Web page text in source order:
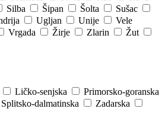
Silba Šipan Šolta
Sušac
Ugljan Unije
Vele
Vrgada Žirje Zlarin
Žut
Ličko-senjska
Primorsko-goranska
Splitsko-dalmatinska Zadarska